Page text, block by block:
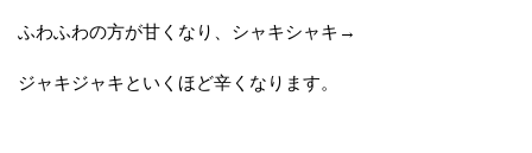
ふわふわの方が甘くなり、シャキシャキ→
ジャキジャキといくほど辛くなります。